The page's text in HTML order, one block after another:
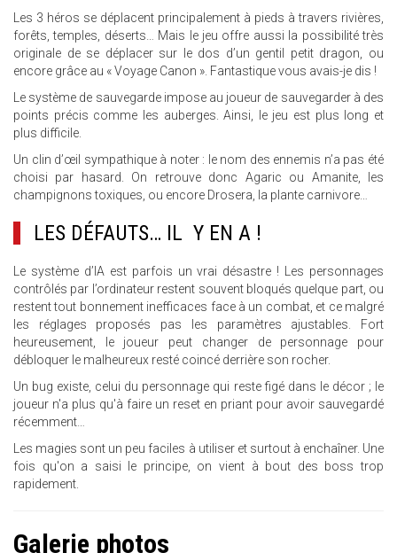
Les 3 héros se déplacent principalement à pieds à travers rivières,
forêts, temples, déserts… Mais le jeu offre aussi la possibilité très
originale de se déplacer sur le dos d’un gentil petit dragon, ou
encore grâce au « Voyage Canon ». Fantastique vous avais-je dis !
Le système de sauvegarde impose au joueur de sauvegarder à des
points précis comme les auberges. Ainsi, le jeu est plus long et
plus difficile.
Un clin d’œil sympathique à noter : le nom des ennemis n’a pas été
choisi par hasard. On retrouve donc Agaric ou Amanite, les
champignons toxiques, ou encore Drosera, la plante carnivore…
LES DÉFAUTS… IL Y EN A !
Le système d’IA est parfois un vrai désastre ! Les personnages
contrôlés par l’ordinateur restent souvent bloqués quelque part, ou
restent tout bonnement inefficaces face à un combat, et ce malgré
les réglages proposés pas les paramètres ajustables. Fort
heureusement, le joueur peut changer de personnage pour
débloquer le malheureux resté coincé derrière son rocher.
Un bug existe, celui du personnage qui reste figé dans le décor ; le
joueur n'a plus qu'à faire un reset en priant pour avoir sauvegardé
récemment…
Les magies sont un peu faciles à utiliser et surtout à enchaîner. Une
fois qu'on a saisi le principe, on vient à bout des boss trop
rapidement.
Galerie photos